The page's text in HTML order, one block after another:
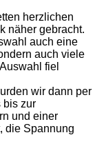
herzlichen
näher gebracht.
auch eine
auch viele
fiel
wir dann per
bis zur
und einer
die Spannung